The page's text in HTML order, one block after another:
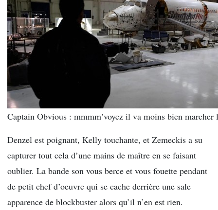
Captain Obvious : mmmm’voyez il va moins bien
Denzel est poignant, Kelly touchante, et Zemeckis a su
capturer tout cela d’une mains de maître en se faisant
oublier. La bande son vous berce et vous fouette pendant
de petit chef d’oeuvre qui se cache derrière une sale
apparence de blockbuster alors qu’il n’en est rien.